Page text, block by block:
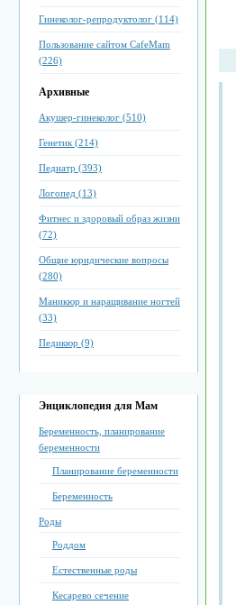
Гинеколог-репродуктолог (114)
Пользование сайтом CafeMam
(226)
Архивные
Акушер-гинеколог (510)
Генетик (214)
Педиатр (393)
Логопед (13)
Фитнес и здоровый образ жизни
(72)
Общие юридические вопросы
(280)
Маникюр и наращивание ногтей
(33)
Педикюр (9)
Энциклопедия для Мам
Беременность, планирование
беременности
Планирование беременности
Беременность
Роды
Роддом
Естественные роды
Кесарево сечение